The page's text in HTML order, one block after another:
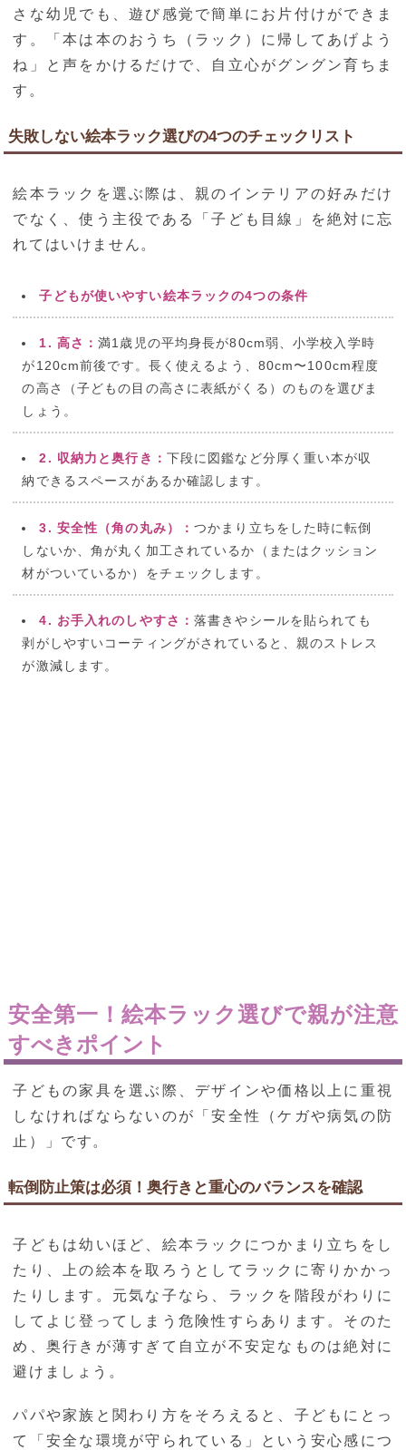
さな幼児でも、遊び感覚で簡単にお片付けができま
す。「本は本のおうち（ラック）に帰してあげよう
ね」と声をかけるだけで、自立心がグングン育ちま
す。
失敗しない絵本ラック選びの4つのチェックリスト
絵本ラックを選ぶ際は、親のインテリアの好みだけ
でなく、使う主役である「子ども目線」を絶対に忘
れてはいけません。
子どもが使いやすい絵本ラックの4つの条件
1. 高さ：満1歳児の平均身長が80cm弱、小学校入学時
が120cm前後です。長く使えるよう、80cm〜100cm程度
の高さ（子どもの目の高さに表紙がくる）のものを選びま
しょう。
2. 収納力と奥行き： 下段に図鑑など分厚く重い本が収
納できるスペースがあるか確認します。
3. 安全性（角の丸み）：つかまり立ちをした時に転倒
しないか、角が丸く加工されているか（またはクッション
材がついているか）をチェックします。
4. お手入れのしやすさ：落書きやシールを貼られても
剥がしやすいコーティングがされていると、親のストレス
が激減します。
安全第一！絵本ラック選びで親が注意
すべきポイント
子どもの家具を選ぶ際、デザインや価格以上に重視
しなければならないのが「安全性（ケガや病気の防
止）」です。
転倒防止策は必須！奥行きと重心のバランスを確認
子どもは幼いほど、絵本ラックにつかまり立ちをし
たり、上の絵本を取ろうとしてラックに寄りかかっ
たりします。元気な子なら、ラックを階段がわりに
してよじ登ってしまう危険性すらあります。そのた
め、奥行きが薄すぎて自立が不安定なものは絶対に
避けましょう。
パパや家族と関わり方をそろえると、子どもにとっ
て「安全な環境が守られている」という安心感につ